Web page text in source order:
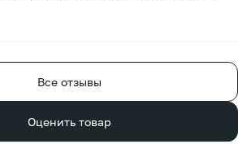
Все отзывы
Оценить товар